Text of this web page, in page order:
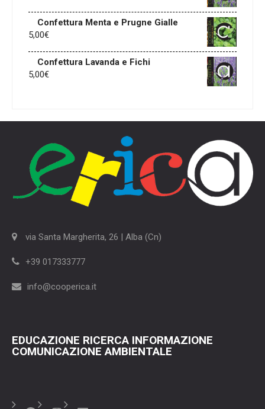
Confettura Menta e Prugne Gialle
5,00€
Confettura Lavanda e Fichi
5,00€
via Santa Margherita, 26 | Alba (Cn)
+39 017333777
info@cooperica.it
EDUCAZIONE RICERCA INFORMAZIONE
COMUNICAZIONE AMBIENTALE